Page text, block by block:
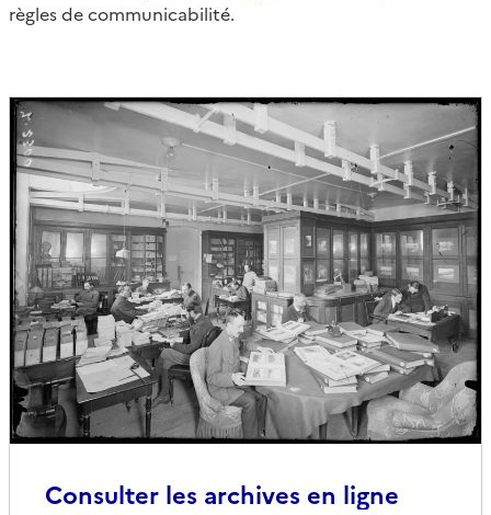
règles de communicabilité.
Consulter les archives en ligne